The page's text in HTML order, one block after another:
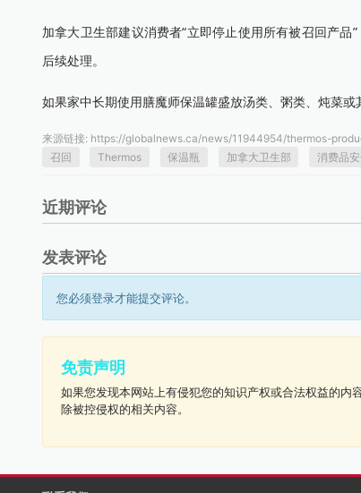
加拿大卫生部建议消费者“立即停止使用所有被召回产
后续处理。
如果家中长期使用膳魔师保温罐盛放汤类、粥类、炖菜
来源链接: https://globalnews.ca/news/11944954/thermos-
召回
Thermos 保温瓶 加拿大卫生部 消费品
近期评论
发表评论
您必须登录才能提交评论。
免责声明
如果您发现本网站上有侵犯您的知识产权或合法权益的内
除被控侵权的相关内容。